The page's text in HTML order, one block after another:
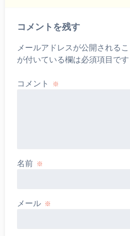
コメントを残す
メールアドレスが公開されるこ
が付いている欄は必須項目です
コメント ※
名前 ※
メール ※